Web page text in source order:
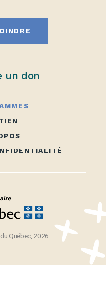
un don
Québec, 2026